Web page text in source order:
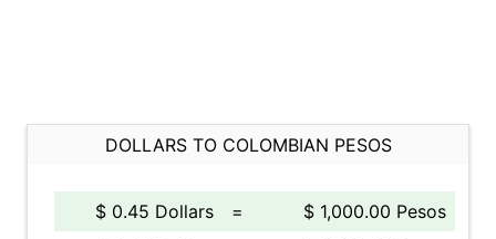
DOLLARS TO COLOMBIAN PESOS
$ 0.45 Dollars =
$ 1,000.00 Pesos